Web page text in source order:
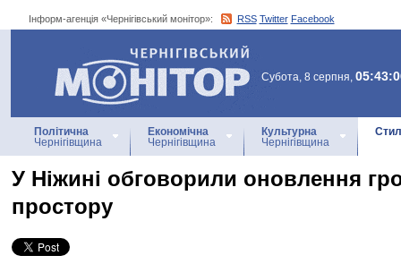
Інформ-агенція «Чернігівський монітор»: RSS Twitter Facebook
Інформ-агенція
«Чернігівський монітор»
Субота, 8 серпня,
Політична
Чернігівщина
Економічна
Чернігівщина
Культурна
Чернігівщина
У Ніжині обговорили оновлення
простору